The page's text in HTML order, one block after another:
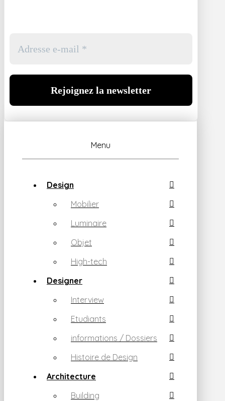
Menu
Design
Mobilier
Luminaire
Objet
High-tech
Designer
Interview
Etudiants
informations / Dossiers
Histoire de Design
Architecture
Building